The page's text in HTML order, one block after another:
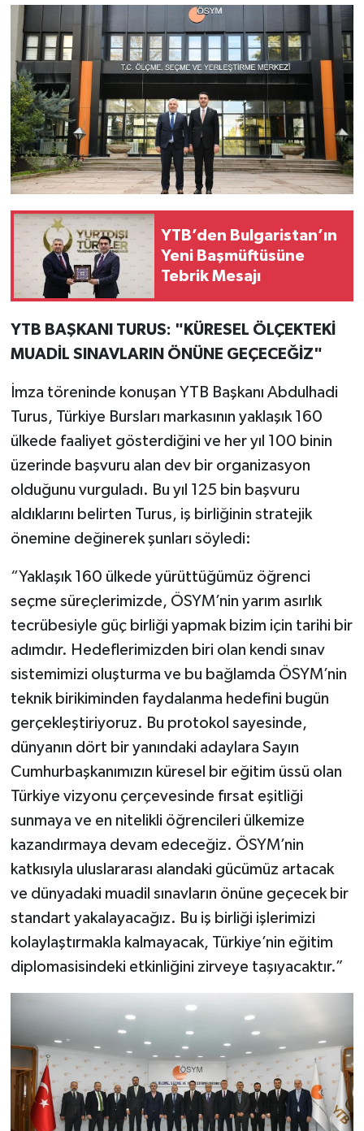
YTB’den Bulgaristan’ın
Yeni Başmüftüsüne
Tebrik Mesajı
YTB BAŞKANI TURUS: "KÜRESEL ÖLÇEKTEKİ
MUADİL SINAVLARIN ÖNÜNE GEÇECEĞİZ"
İmza töreninde konuşan YTB Başkanı Abdulhadi
Turus, Türkiye Bursları markasının yaklaşık 160
ülkede faaliyet gösterdiğini ve her yıl 100 binin
üzerinde başvuru alan dev bir organizasyon
olduğunu vurguladı. Bu yıl 125 bin başvuru
aldıklarını belirten Turus, iş birliğinin stratejik
önemine değinerek şunları söyledi:
“Yaklaşık 160 ülkede yürüttüğümüz öğrenci
seçme süreçlerimizde, ÖSYM’nin yarım asırlık
tecrübesiyle güç birliği yapmak bizim için tarihi bir
adımdır. Hedeflerimizden biri olan kendi sınav
sistemimizi oluşturma ve bu bağlamda ÖSYM’nin
teknik birikiminden faydalanma hedefini bugün
gerçekleştiriyoruz. Bu protokol sayesinde,
dünyanın dört bir yanındaki adaylara Sayın
Cumhurbaşkanımızın küresel bir eğitim üssü olan
Türkiye vizyonu çerçevesinde fırsat eşitliği
sunmaya ve en nitelikli öğrencileri ülkemize
kazandırmaya devam edeceğiz. ÖSYM’nin
katkısıyla uluslararası alandaki gücümüz artacak
ve dünyadaki muadil sınavların önüne geçecek bir
standart yakalayacağız. Bu iş birliği işlerimizi
kolaylaştırmakla kalmayacak, Türkiye’nin eğitim
diplomasisindeki etkinliğini zirveye taşıyacaktır.”